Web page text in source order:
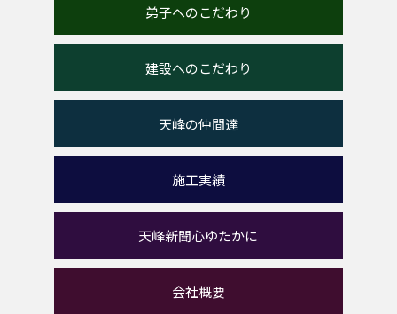
弟子へのこだわり
建設へのこだわり
天峰の仲間達
施工実績
天峰新聞心ゆたかに
会社概要